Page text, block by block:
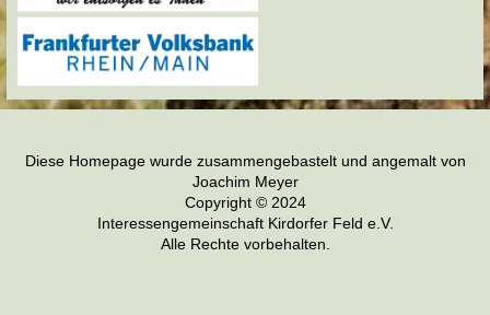
Diese Homepage wurde zusammengebastelt und angemalt von
Joachim Meyer
Copyright © 2024
Interessengemeinschaft Kirdorfer Feld e.V.
Alle Rechte vorbehalten.